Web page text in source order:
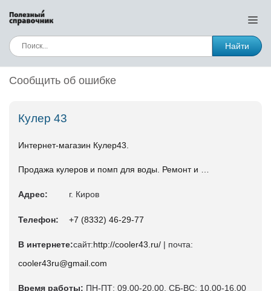
Найти
Сообщить об ошибке
Кулер 43
Интернет-магазин Кулер43.
Продажа кулеров и помп для воды. Ремонт и …
Адрес: г. Киров
Телефон: +7 (8332) 46-29-77
В интернете:сайт:http://cooler43.ru/ | почта:
cooler43ru@gmail.com
Время работы: ПН-ПТ: 09.00-20.00, СБ-ВС: 10.00-16.00